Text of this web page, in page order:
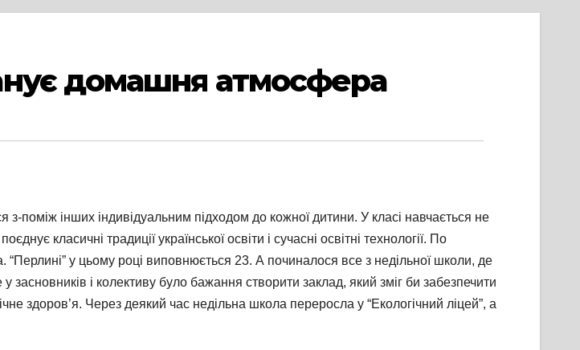
домашня атмосфера
поміж інших індивідуальним підходом до кожної дитини. У класі навчається не
класичні традиції української освіти і сучасні освітні технології. По
у цьому році виповнюється 23. А починалося все з недільної школи, де
і колективу було бажання створити заклад, який зміг би забезпечити
здоров’я. Через деякий час недільна школа переросла у “Екологічний ліцей”, а